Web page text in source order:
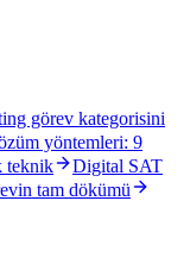
görev kategorisini
yöntemleri: 9
teknik
Digital SAT
tam dökümü